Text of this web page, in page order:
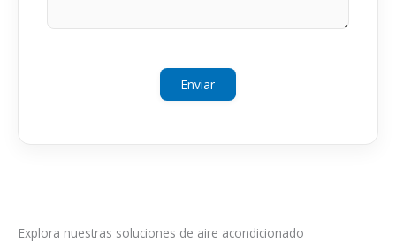
Explora nuestras soluciones de aire acondicionado